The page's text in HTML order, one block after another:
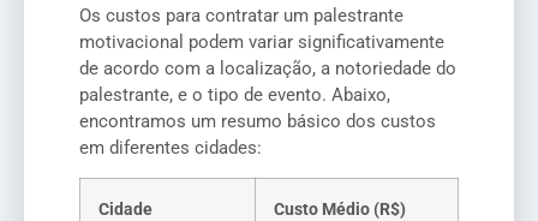
Os custos para contratar um palestrante
motivacional podem variar significativamente
de acordo com a localização, a notoriedade do
palestrante, e o tipo de evento. Abaixo,
encontramos um resumo básico dos custos
em diferentes cidades:
Cidade Custo Médio (R$)